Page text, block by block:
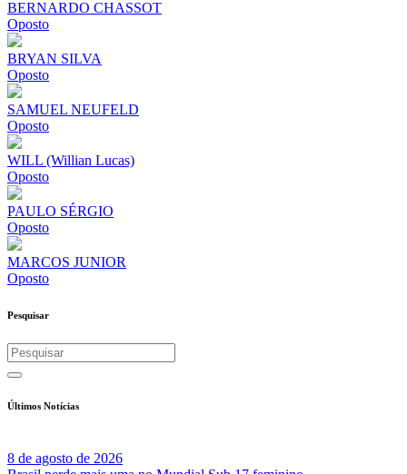
BERNARDO CHASSOT
Oposto
BRYAN SILVA
Oposto
SAMUEL NEUFELD
Oposto
WILL (Willian Lucas)
Oposto
PAULO SÉRGIO
Oposto
MARCOS JUNIOR
Oposto
Pesquisar
Últimos Notícias
8 de agosto de 2026